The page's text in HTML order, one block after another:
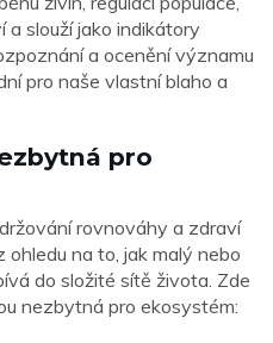
slouží jako indikátory
a ocenění významu
pro naše vlastní blaho a
pro
rovnováhy a zdraví
na to, jak malý nebo
do složité sítě života. Zde
nezbytná pro ekosystém: